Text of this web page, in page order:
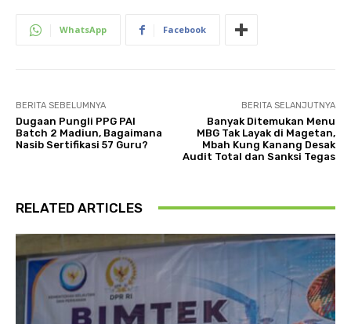
WhatsApp Facebook
BERITA SEBELUMNYA
Dugaan Pungli PPG PAI
Batch 2 Madiun, Bagaimana
Nasib Sertifikasi 57 Guru?
BERITA SELANJUTNYA
Banyak Ditemukan Menu
MBG Tak Layak di Magetan,
Mbah Kung Kanang Desak
Audit Total dan Sanksi Tegas
RELATED ARTICLES